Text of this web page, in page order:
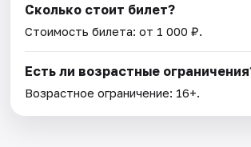
Сколько стоит билет?
Стоимость билета: от 1 000 ₽.
Есть ли возрастные
Возрастное ограничение: 16+.